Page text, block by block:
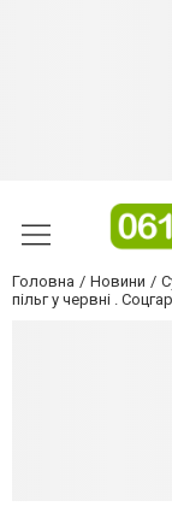
Головна Новини
пільг у червні .